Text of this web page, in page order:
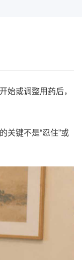
始或调整用药后，
关键不是“忍住”或